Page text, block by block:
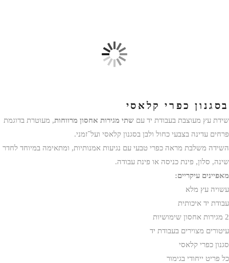
מגירות דגם אודבה MUK
בסגנון כפרי קלאסי
שידת עץ מעוצבת בעבודת יד עם שתי מגירות אחסון מרווחות, מעוטרת בדוגמת
פרחים עדינה בצבעי כחול ולבן בסגנון קלאסי ועל־זמני.
השידה משלבת מראה כפרי טבעי עם נגיעות אמנותיות, ומתאימה במיוחד לחדר
שינה, סלון, פינת כניסה או פינת עבודה.
מאפיינים עיקריים:
עשויה עץ מלא
עבודת יד איכותית
2 מגירות אחסון שימושיות
עיטורים מצוירים בעבודת יד
סגנון כפרי קלאסי
כל פריט ייחודי בגימור